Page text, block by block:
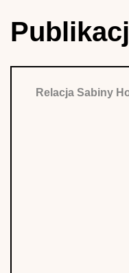
Relacja Sabiny